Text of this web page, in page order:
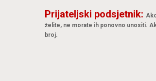
Prijateljski podsjetnik:
želite, ne morate ih ponovno unositi.
broj.